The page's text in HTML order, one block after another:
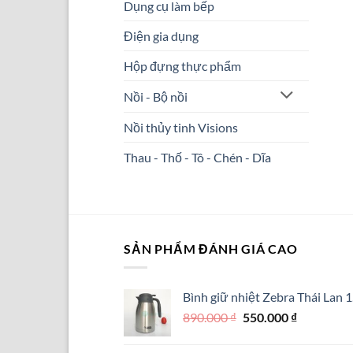
Dụng cụ làm bếp
Điện gia dụng
Hộp đựng thực phẩm
Nồi - Bộ nồi
Nồi thủy tinh Visions
Thau - Thố - Tô - Chén - Dĩa
SẢN PHẨM ĐÁNH GIÁ CAO
Bình giữ nhiệt Zebra Thái Lan
890.000₫ Giá
550.000 ₫Giá